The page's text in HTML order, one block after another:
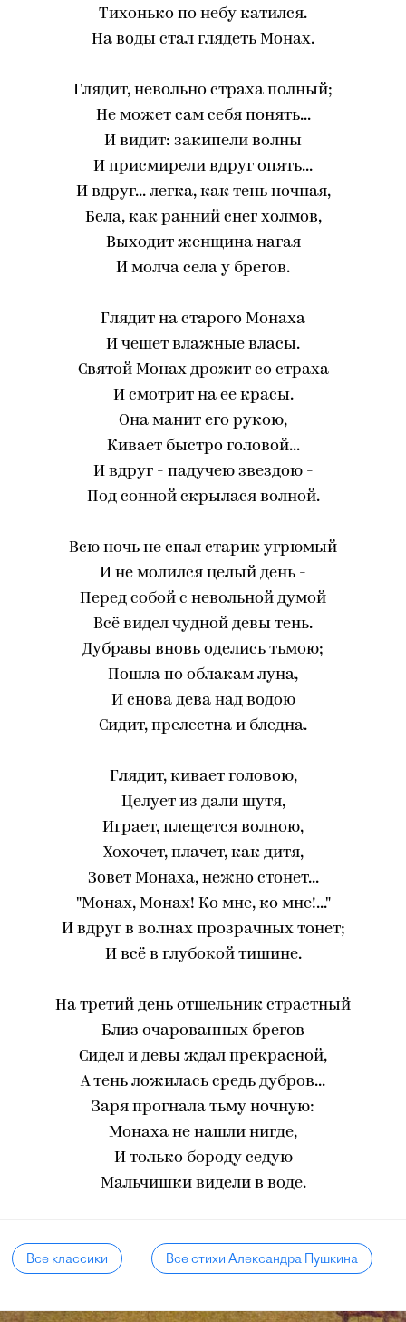
Тихонько по небу катился.
На воды стал глядеть Мoнax.
Глядит, невольно страха полный;
Не может сам себя понять...
И видит: закипели волны
И присмирели вдруг опять...
И вдруг... легка, как тень ночная,
Бела, как ранний снег холмов,
Выходит женщина нагая
И молча села у брегов.
Глядит на старого Монаха
И чешет влажные власы.
Святой Монах дрожит со страха
И смотрит на ее красы.
Она манит его рукою,
Кивает быстро головой...
И вдруг - падучею звездою -
Под сонной скрылася волной.
Всю ночь не спал старик угрюмый
И не молился целый день -
Перед собой с невольной думой
Всё видел чудной девы тень.
Дубравы вновь оделись тьмою;
Пошла по облакам луна,
И снова дева над водою
Сидит, прелестна и бледна.
Глядит, кивает головою,
Целует из дали шутя,
Играет, плещется волною,
Хохочет, плачет, как дитя,
Зовет Монаха, нежно стонет...
"Монах, Монах! Ко мне, ко мне!..."
И вдруг в волнах прозрачных тонет;
И всё в глубокой тишине.
На третий день отшельник страстный
Близ очарованных брегов
Сидел и девы ждал прекрасной,
А тень ложилась средь дубров...
Заря прогнала тьму ночную:
Монаха не нашли нигде,
И только бороду седую
Мальчишки видели в воде.
Все классики Все стихи Александра Пушкина